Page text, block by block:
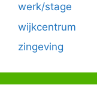
werk/stage
wijkcentrum
zingeving